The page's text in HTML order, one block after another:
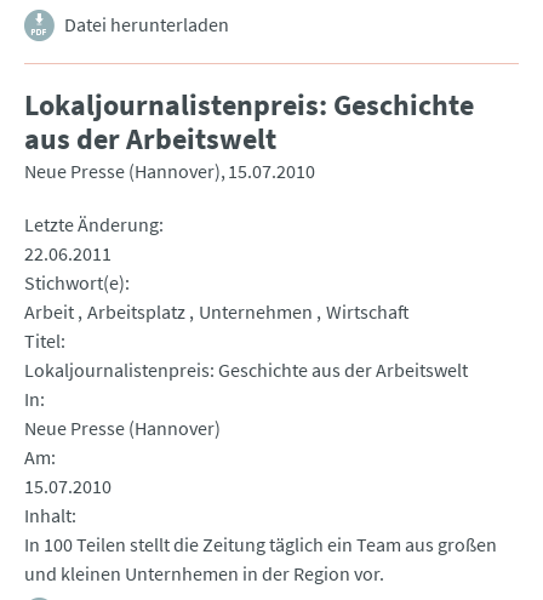
Datei herunterladen
Lokaljournalistenpreis: Geschichte
aus der Arbeitswelt
Neue Presse (Hannover) 15.07.2010
Letzte Änderung
22.06.2011
Stichwort(e)
Arbeit Arbeitsplatz Unternehmen Wirtschaft
Titel
Lokaljournalistenpreis: Geschichte aus der Arbeitswelt
In
Neue Presse (Hannover)
Am
15.07.2010
Inhalt
In 100 Teilen stellt die Zeitung täglich ein Team aus großen
und kleinen Unternhemen in der Region vor.